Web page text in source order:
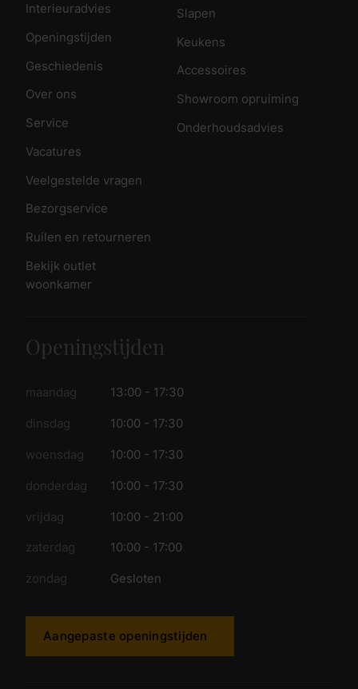
Interieuradvies
Openingstijden
Geschiedenis
Over ons
Service
Vacatures
Veelgestelde vragen
Bezorgservice
Ruilen en retourneren
Bekijk outlet
woonkamer
Slapen
Keukens
Accessoires
Showroom opruiming
Onderhoudsadvies
Openingstijden
maandag 13:00 - 17:30
dinsdag 10:00 - 17:30
woensdag 10:00 - 17:30
donderdag 10:00 - 17:30
vrijdag 10:00 - 21:00
zaterdag 10:00 - 17:00
zondag Gesloten
Aangepaste openingstijden